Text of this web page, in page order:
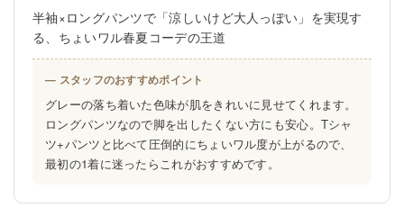
半袖×ロングパンツで「涼しいけど大人っぽい」を実現す
る、ちょいワル春夏コーデの王道
— スタッフのおすすめポイント
グレーの落ち着いた色味が肌をきれいに見せてくれます。
ロングパンツなので脚を出したくない方にも安心。Tシャ
ツ+パンツと比べて圧倒的にちょいワル度が上がるので、
最初の1着に迷ったらこれがおすすめです。